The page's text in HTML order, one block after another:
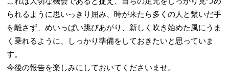
られるように思いっきり屈み、時が来たら多くの人と繋いだ手
を離さず、めいっぱい跳びあがり、新しく吹き始めた風にうま
く乗れるように、しっかり準備をしておきたいと思っていま
す。
今後の報告を楽しみにしておいてくださいませ。